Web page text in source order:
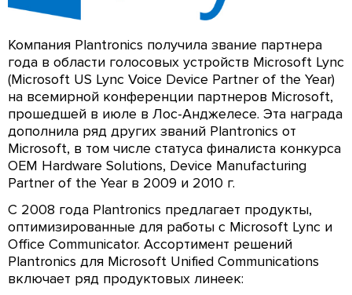
Компания Plantronics получила звание партнера
года в области голосовых устройств Microsoft Lync
(Microsoft US Lync Voice Device Partner of the Year)
на всемирной конференции партнеров Microsoft,
прошедшей в июле в Лос-Анджелесе. Эта награда
дополнила ряд других званий Plantronics от
Microsoft, в том числе статуса финалиста конкурса
OEM Hardware Solutions, Device Manufacturing
Partner of the Year в 2009 и 2010 г.
С 2008 года Plantronics предлагает продукты,
оптимизированные для работы с Microsoft Lync и
Office Communicator. Ассортимент решений
Plantronics для Microsoft Unified Communications
включает ряд продуктовых линеек: